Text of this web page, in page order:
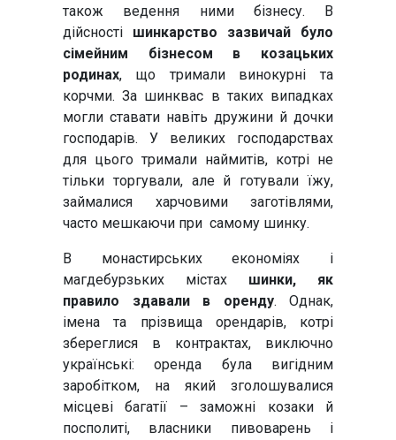
також ведення ними бізнесу. В
дійсності шинкарство зазвичай було
сімейним бізнесом в козацьких
родинах, що тримали винокурні та
корчми. За шинквас в таких випадках
могли ставати навіть дружини й дочки
господарів. У великих господарствах
для цього тримали наймитів, котрі не
тільки торгували, але й готували їжу,
займалися харчовими заготівлями,
часто мешкаючи при самому шинку.
В монастирських економіях і
магдебурзьких містах шинки, як
правило здавали в оренду. Однак,
імена та прізвища орендарів, котрі
збереглися в контрактах, виключно
українські: оренда була вигідним
заробітком, на який зголошувалися
місцеві багатії – заможні козаки й
посполиті, власники пивоварень і